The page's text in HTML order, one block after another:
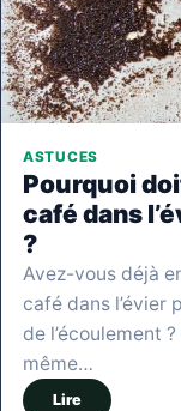
ASTUCES
Pourquoi
café dans
?
Avez-vous déjà
café dans l’évier
de l’écoulement
même…
Lire